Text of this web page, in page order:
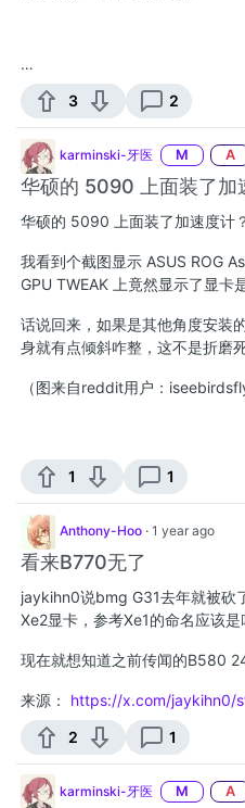
…
3
2
karminski-牙医 M A
华硕的 5090 上面装了加
华硕的 5090 上面装了加速度计
我看到个截图显示 ASUS ROG
GPU TWEAK 上竟然显示了显卡
话说回来，如果是其他角度安装
身就有点倾斜咋整，这不是折磨
（图来自reddit用户：
1 1
Anthony-Hoo · 1 year ago
看来B770无了
jaykihn0说bmg G31去年就被砍
Xe2显卡，参考Xe1的命名应该是
现在就想知道之前传闻的B580
来源： https://x.com/jaykihn0/
2
1
karminski-牙医 M A